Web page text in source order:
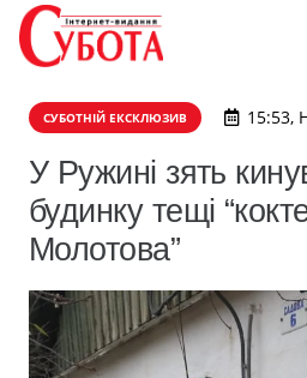
СУБОТНІЙ ЕКСКЛЮЗИВ 15:53,
У Ружині зять
будинку тещі
Молотова”